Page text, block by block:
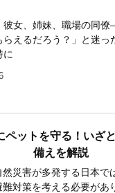
彼女、姉妹、職場の同
えるだろう？」と迷っ
に
ペットを守る！いざ
備えを解説
然災害が多発する日本で
難対策を考える必要があ